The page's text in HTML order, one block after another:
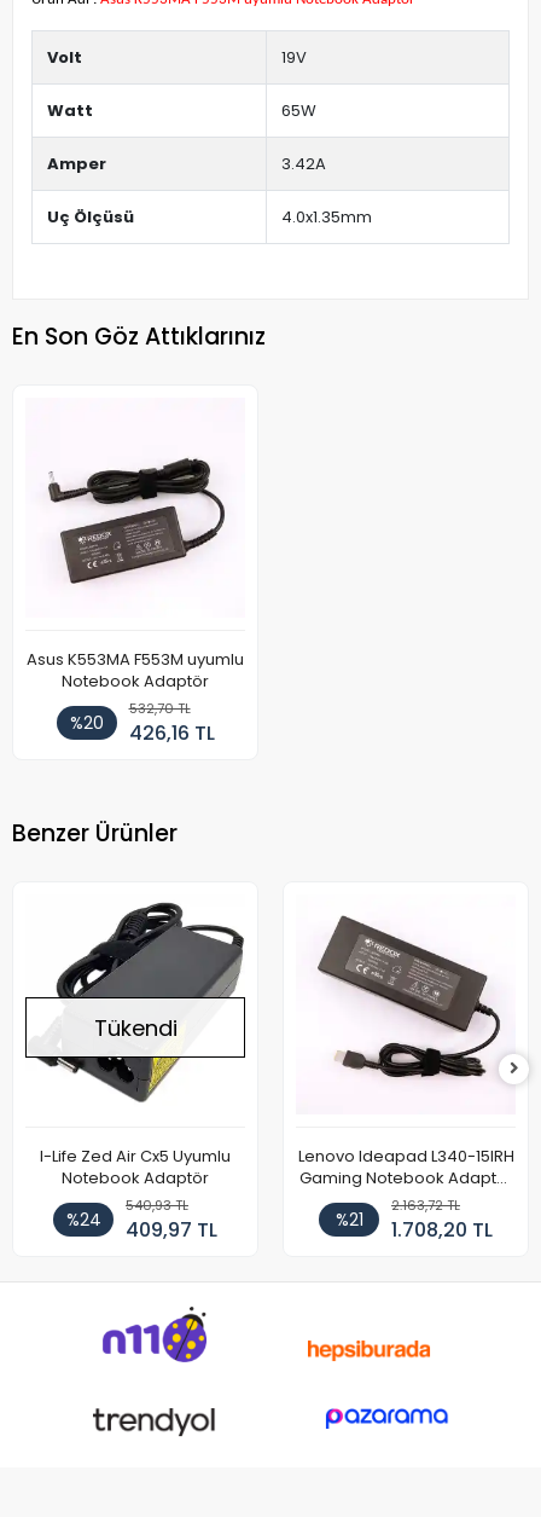
Volt 19V
Watt 65W
Amper 3.42A
Uç Ölçüsü 4.0x1.35mm
En Son Göz Attıklarınız
Asus K553MA F553M uyumlu
Notebook Adaptör
%20
532,70 TL
426,16 TL
Benzer Ürünler
Tükendi
I-Life Zed Air Cx5 Uyumlu
Notebook Adaptör
%24
540,93 TL
409,97 TL
Lenovo Ideapad L340-15IRH
Gaming Notebook Adaptör
Cihazı Şarj Aleti (150W)
%21
2.163,72 TL
1.708,20 TL